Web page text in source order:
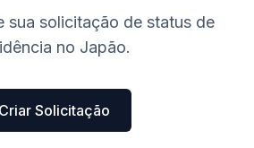
sua solicitação de status de
no Japão.
Criar Solicitação